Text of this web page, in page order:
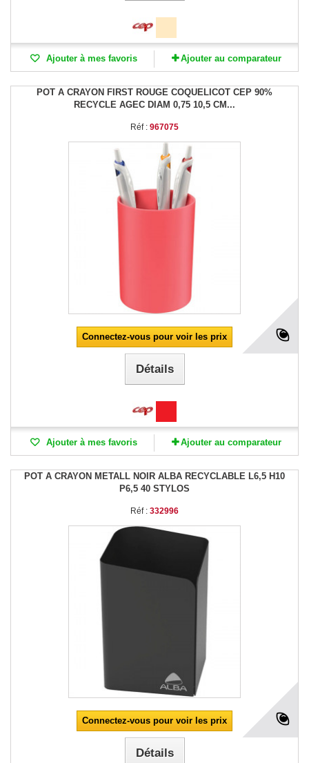
Ajouter à mes favoris Ajouter au comparateur
POT A CRAYON FIRST ROUGE COQUELICOT CEP 90%
RECYCLE AGEC DIAM 0,75 10,5 CM...
Réf : 967075
Connectez-vous pour voir les prix
Détails
Ajouter à mes favoris Ajouter au comparateur
POT A CRAYON METALL NOIR ALBA RECYCLABLE L6,5 H10
P6,5 40 STYLOS
Réf : 332996
Connectez-vous pour voir les prix
Détails